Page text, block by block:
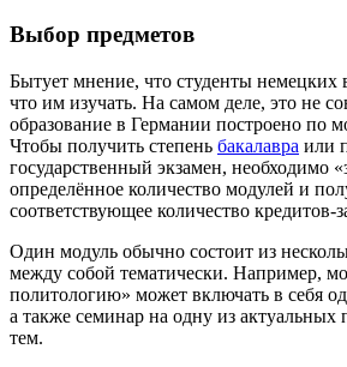
Выбор предметов
Бытует мнение, что студенты немецких
что им изучать. На самом деле, это не
образование в Германии построено по
Чтобы получить степень бакалавра или
государственный экзамен, необходимо
определённое количество модулей и
соответствующее количество кредитов-
Один модуль обычно состоит из
между собой тематически. Например,
политологию» может включать в себя
а также семинар на одну из актуальных
тем.